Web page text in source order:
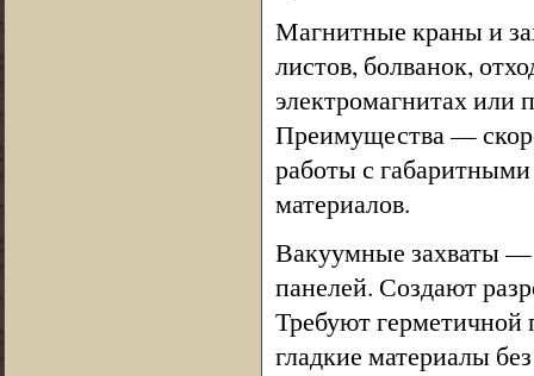
Магнитные краны и
листов, болванок,
электромагнитах или
Преимущества —
работы с
материалов.
Вакуумные захваты —
панелей. Создают
Требуют герметичной
гладкие материалы